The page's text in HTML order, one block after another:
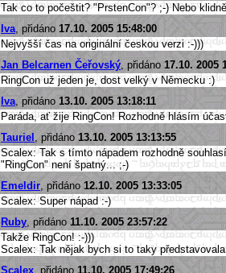
Tak co to počeštit? "PrstenCon"? ;-) Nebo
Iva , přidáno 17.10. 2005 15:48:00
Nejvyšší čas na originální českou verzi :-)))
Jan Belcarnen Čeřovský , přidáno 17.10. 2005
RingCon už jeden je, dost velký v Německu :)
Iva, přidáno 13.10. 2005 13:18:11
Paráda, ať žije RingCon! Rozhodně hlásím
Tauriel , přidáno 13.10. 2005 13:13:55
Scalex: Tak s tímto nápadem rozhodně
"RingCon" není špatný... ;-)
Emeldir , přidáno 12.10. 2005 13:33:05
Scalex: Super nápad :-)
Ruby , přidáno 11.10. 2005 23:57:22
Takže RingCon! :-)))
Scalex: Tak nějak bych si to taky
Scalex , přidáno 11.10. 2005 17:49:26